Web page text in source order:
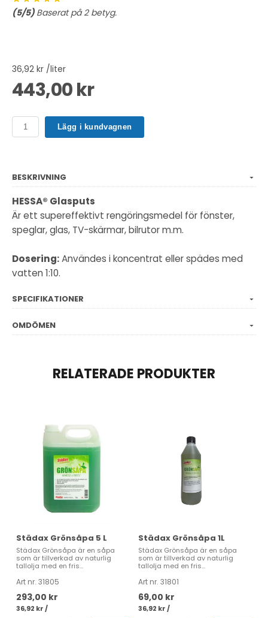
(5/5) Baserat på2betyg.
36,92 kr /liter
443,00 kr
Lägg i kundvagnen
BESKRIVNING
HESSA® Glasputs
Är ett supereffektivt rengöringsmedel för fönster,
speglar, glas, TV-skärmar, bilrutor m.m.
Dosering:Användes i koncentrat eller spädes med
vatten 1:10.
SPECIFIKATIONER
OMDÖMEN
RELATERADE PRODUKTER
Städax Grönsåpa 5 L
Städax Grönsåpa är en såpa
som är tillverkad av naturlig
tallolja med en fris...
Art nr. 31805
293,00 kr
36,92 kr /
Städax Grönsåpa 1L
Städax Grönsåpa är en såpa
som är tillverkad av naturlig
tallolja med en fris...
Art nr. 31801
69,00 kr
36,92 kr /